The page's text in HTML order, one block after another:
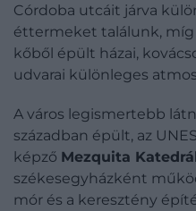
Córdoba utcáit járva
éttermeket találunk, míg
kőből épült házai,
udvarai különleges
A város legismertebb
században épült, az
képző Mezquita
székesegyházként
mór és a keresztény